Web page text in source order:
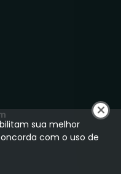
sua melhor
com o uso de